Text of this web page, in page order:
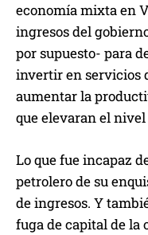
economía mixta en
ingresos del
por supuesto- para
invertir en servicios
aumentar la
que elevaran el
Lo que fue incapaz
petrolero de su
de ingresos. Y
fuga de capital de la